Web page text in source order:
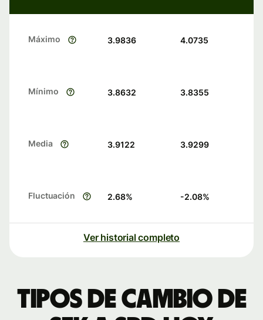
Máximo 3.9836 4.0735
Mínimo 3.8632 3.8355
Media 3.9122 3.9299
Fluctuación 2.68% -2.08%
Ver historial completo
Tipos de cambio de